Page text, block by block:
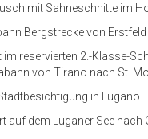
mit Sahneschnitte im
Bergstrecke von
im reservierten 2.-Klasse-
von Tirano nach St.
in Lugano
auf dem Luganer See nach